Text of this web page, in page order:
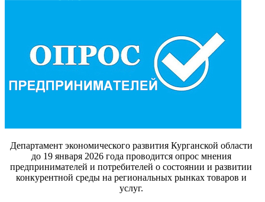
Департамент экономического развития Курганской области
до 19 января 2026 года проводится опрос мнения
предпринимателей и потребителей о состоянии и развитии
конкурентной среды на региональных рынках товаров и
услуг.